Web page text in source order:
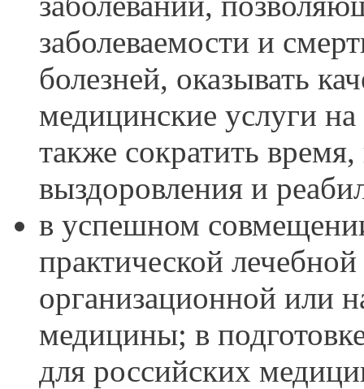
заболеваемости и
болезней, оказывать
медицинские услуги
также сократить
выздоровления и
в успешном
практической
организационной или
медицины; в
для российских